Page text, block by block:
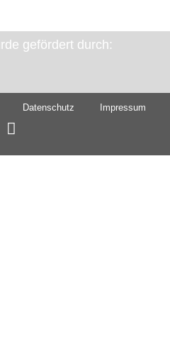
gefördert durch:
Datenschutz Impressum